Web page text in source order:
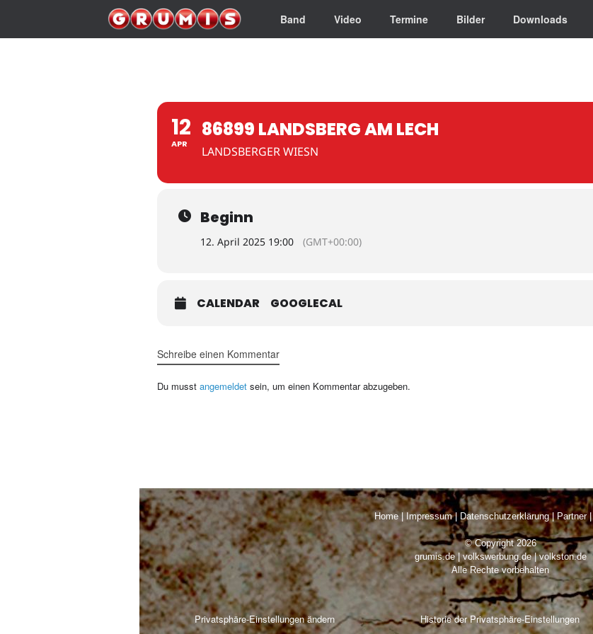
Band Video Termine Bilder Downloads
12
APR
86899 LANDSBERG AM LECH
LANDSBERGER WIESN
Beginn
12. April 2025 19:00 (GMT+00:00)
CALENDAR GOOGLECAL
Schreibe einen Kommentar
Du musst angemeldet sein, um einen Kommentar abzugeben.
Home|Impressum| Datenschutzerklärung| Partner|
© Copyright 2026
grumis.de | volkswerbung.de | volkston.de
Alle Rechte vorbehalten
Privatsphäre-Einstellungen ändern Historie der Privatsphäre-Einstellungen